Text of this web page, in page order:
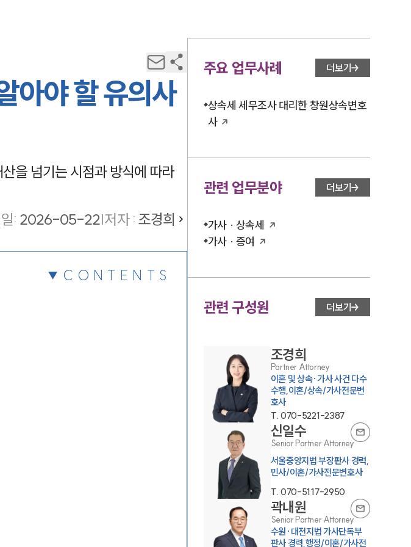
아야 할 유의사
을 넘기는 시점과 방식에 따라
: 2026-05-22|저자 : 조경희
CONTENTS
주요 업무사례 더보기
상속세 세무조사 대리한 창원상속변호
사
관련 업무분야 더보기
가사 · 상속세
가사 · 증여
관련 구성원 더보기
조경희
Partner Attorney
이혼 및 상속·가사 사건 다수
수행,이혼/상속/가사전문변
호사
T. 070-5221-2387
신일수
Senior Partner Attorney
서울중앙지법 부장판사 경력,
민사/이혼/가사전문변호사
T. 070-5117-2950
곽내원
Senior Partner Attorney
수원·대전지법 가사단독부
판사 경력,행정/이혼/가사전